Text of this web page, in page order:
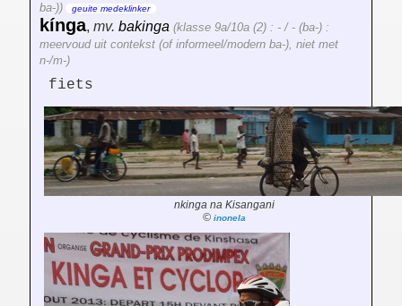
ba-))
geuite medeklinker
kínga, mv. bakinga (klasse 9a/10a (2) : - / - (ba-) :
meervoud uit contekst (of informeel/modern ba-), niet met
n-/m-)
fiets
nkinga na Kisangani
© inonela